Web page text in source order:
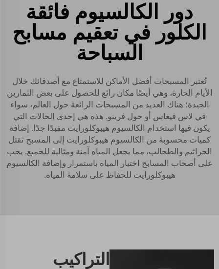
دور الكالسيوم فائقة
الكلور في تعقيم مسابح
السباحة
تُعتبر المسبحات أفضل الأماكن للاستمتاع مع أصدقائك خلال
الأيام الحارة، وهي أيضًا مكان رائع للحصول على بعض التمارين
الجيدة؛ هناك العديد من المسبحات الرائعة حول العالم، سواء
في لاس فيغاس أو حول فرينو. هذه هي إحدى الحالات التي
يكون فيها استخدام الكالسيوم هيبوكلورايت مفيدًا جدًا. إضافة
كميات محسوبة من الكالسيوم هيبوكلورايت إلى المسبح تقتل
الجراثيم والطحالب، مما يجعل المياه آمنة ومثالية للجميع. يجب
على أصحاب المسابح اختبار المياه باستمرار وإضافة الكالسيوم
هيبوكلورايت للحفاظ على سلامة المياه.
التراكيب